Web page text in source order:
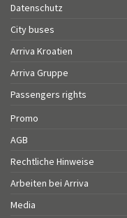
Datenschutz
City buses
Arriva Kroatien
Arriva Gruppe
Passengers rights
Promo
AGB
Rechtliche Hinweise
Arbeiten bei Arriva
Media